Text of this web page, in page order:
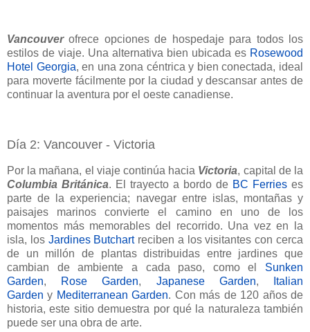
Vancouverofrece opciones de hospedaje para todos los
estilos de viaje. Una alternativa bien ubicada es Rosewood
Hotel Georgia, en una zona céntrica y bien conectada, ideal
para moverte fácilmente por la ciudad y descansar antes de
continuar la aventura por el oeste canadiense.
Día 2: Vancouver - Victoria
Por la mañana, el viaje continúa hacia Victoria, capital de la
Columbia Británica. El trayecto a bordo de BC Ferries es
parte de la experiencia; navegar entre islas, montañas y
paisajes marinos convierte el camino en uno de los
momentos más memorables del recorrido. Una vez en la
isla, los Jardines Butchartreciben a los visitantes con cerca
de un millón de plantas distribuidas entre jardines que
cambian de ambiente a cada paso, como el Sunken
Garden, Rose Garden, Japanese Garden,
Italian
Garden y Mediterranean Garden. Con más de 120 años de
historia, este sitio demuestra por qué la naturaleza también
puede ser una obra de arte.